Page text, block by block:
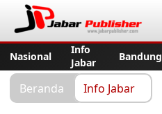
Nasional
Info
Jabar
Bandung
Beranda Info Jabar